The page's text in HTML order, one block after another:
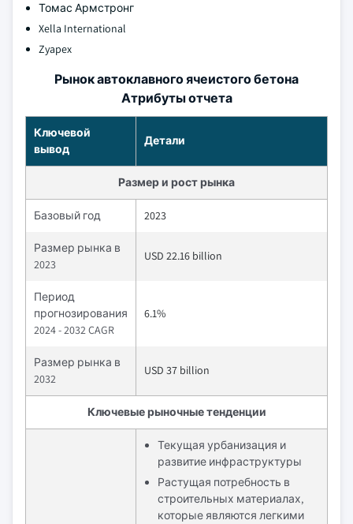
Томас Армстронг
Xella International
Zyapex
Рынок автоклавного ячеистого бетона
Атрибуты отчета
Ключевой
вывод
Детали
Размер и рост рынка
Базовый год 2023
Размер рынка в
2023
USD 22.16 billion
Период
прогнозирования
2024 - 2032 CAGR
6.1%
Размер рынка в
2032
USD 37 billion
Ключевые рыночные тенденции
Текущая урбанизация и
развитие инфраструктуры
Растущая потребность в
строительных материалах,
которые являются легкими